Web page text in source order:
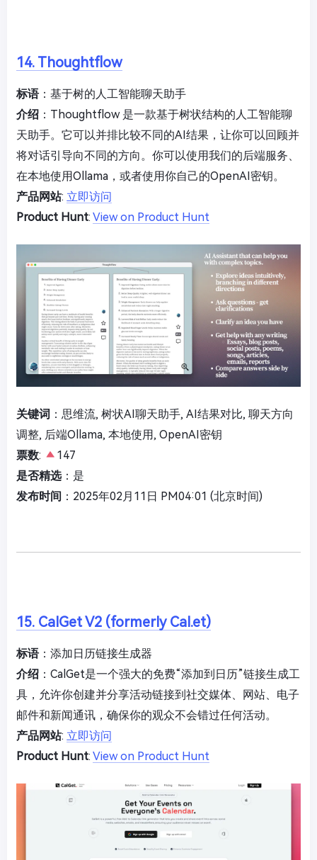
14. Thoughtflow
标语：基于树的人工智能聊天助手
介绍 ：Thoughtflow 是一款基于树状结构的人工智能聊
天助手。它可以并排比较不同的AI结果，让你可以回顾并
将对话引导向不同的方向。你可以使用我们的后端服务、
在本地使用Ollama，或者使用你自己的OpenAI密钥。
产品网站: 立即访问
Product Hunt: View on Product Hunt
关键词 ：思维流, 树状AI聊天助手, AI结果对比, 聊天方向
调整, 后端Ollama, 本地使用, OpenAI密钥
票数:
147
是否精选：是
发布时间 ：2025年02月11日 PM04:01 (北京时间)
15. CalGet V2 (formerly Cal.et)
标语：添加日历链接生成器
介绍 ：CalGet是一个强大的免费“添加到日历”链接生成工
具，允许你创建并分享活动链接到社交媒体、网站、电子
邮件和新闻通讯，确保你的观众不会错过任何活动。
产品网站: 立即访问
Product Hunt: View on Product Hunt